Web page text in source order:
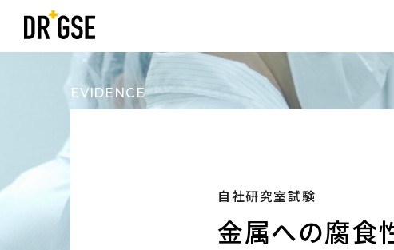
EVIDENCE
自社研究室試験
金属への腐食